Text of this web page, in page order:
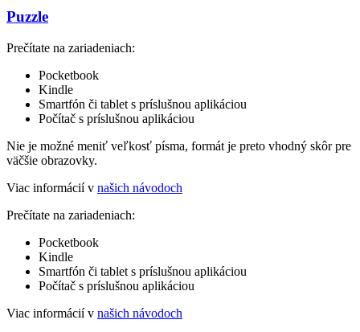
Puzzle
Prečítate na zariadeniach:
Pocketbook
Kindle
Smartfón či tablet s príslušnou aplikáciou
Počítač s príslušnou aplikáciou
Nie je možné meniť veľkosť písma, formát je preto vhodný skôr pre
väčšie obrazovky.
Viac informácií v našich návodoch
Prečítate na zariadeniach:
Pocketbook
Kindle
Smartfón či tablet s príslušnou aplikáciou
Počítač s príslušnou aplikáciou
Viac informácií v našich návodoch